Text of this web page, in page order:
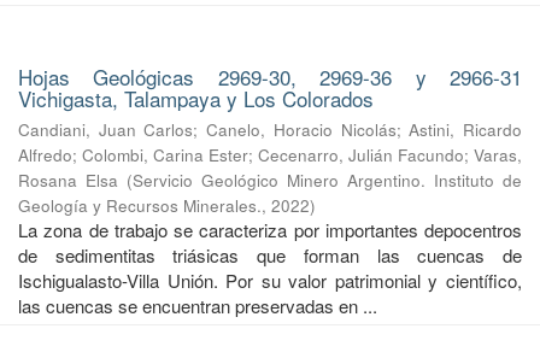
Hojas Geológicas 2969-30, 2969-36 y 2966-31
Vichigasta, Talampaya y Los Colorados
Candiani, Juan Carlos;Canelo, Horacio Nicolás;Astini, Ricardo
Alfredo; Colombi, Carina Ester; Cecenarro, Julián Facundo; Varas,
Rosana Elsa (Servicio Geológico Minero Argentino. Instituto de
Geología y Recursos Minerales., 2022)
La zona de trabajo se caracteriza por importantes depocentros
de sedimentitas triásicas que forman las cuencas de
Ischigualasto-Villa Unión. Por su valor patrimonial y cientíﬁco,
las cuencas se encuentran preservadas en ...